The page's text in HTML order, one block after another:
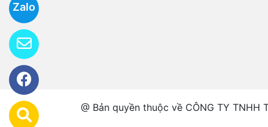
Zalo
@ Bản quyền thuộc về CÔNG TY TNHH